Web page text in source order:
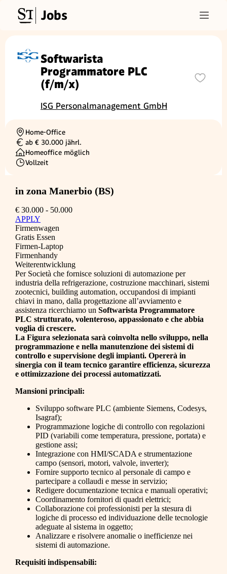
Jobs
Softwarista
Programmatore PLC
(f/m/x)
ISG Personalmanagement GmbH
Ortschaft
Home-Office
Gehalt
ab € 30.000 jährl.
Homeoffice möglich
Beschäftigungsart
Vollzeit
in zona Manerbio (BS)
€ 30.000 - 50.000
APPLY
Firmenwagen
Gratis Essen
Firmen-Laptop
Firmenhandy
Weiterentwicklung
Per Società che fornisce soluzioni di automazione per
industria della refrigerazione, costruzione macchinari, sistemi
zootecnici, building automation, occupandosi di impianti
chiavi in mano, dalla progettazione all’avviamento e
assistenza ricerchiamo un Softwarista Programmatore
PLC strutturato, volenteroso, appassionato e che abbia
voglia di crescere.
La Figura selezionata sarà coinvolta nello sviluppo, nella
programmazione e nella manutenzione dei sistemi di
controllo e supervisione degli impianti. Opererà in
sinergia con il team tecnico garantire efficienza, sicurezza
e ottimizzazione dei processi automatizzati.
Mansioni principali:
Sviluppo software PLC (ambiente Siemens, Codesys,
Isagraf);
Programmazione logiche di controllo con regolazioni
PID (variabili come temperatura, pressione, portata) e
gestione assi;
Integrazione con HMI/SCADA e strumentazione
campo (sensori, motori, valvole, inverter);
Fornire supporto tecnico al personale di campo e
partecipare a collaudi e messe in servizio;
Redigere documentazione tecnica e manuali operativi;
Coordinamento fornitori di quadri elettrici;
Collaborazione coi professionisti per la stesura di
logiche di processo ed individuazione delle tecnologie
adeguate al sistema in oggetto;
Analizzare e risolvere anomalie o inefficienze nei
sistemi di automazione.
Requisiti indispensabili: